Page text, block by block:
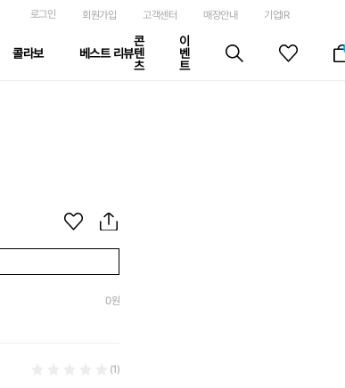
로그인 회원가입 고객센터 매장안내 기업IR
콜라보 베스트 리뷰
콘
텐
츠
이
벤
트
0원
(1)